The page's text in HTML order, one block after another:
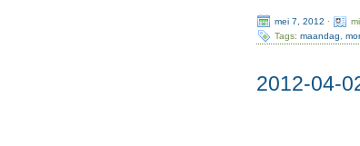
mei 7, 2012 ·
Tags:maandag ,
2012-04-